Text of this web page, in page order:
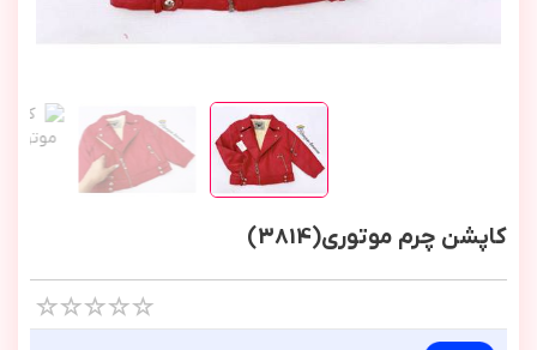
کاپشن چرم موتوری(3814)